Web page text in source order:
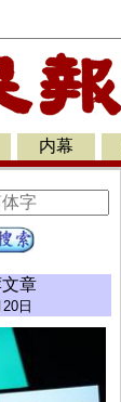
内幕
章
日